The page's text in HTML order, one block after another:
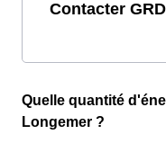
Contacter
Quelle quantité
Longemer ?